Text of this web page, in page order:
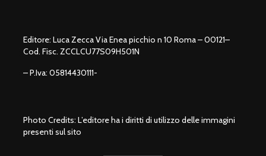
Editore: Luca Zecca Via Enea picchio n 10 Roma – 00121–
Cod. Fisc. ZCCLCU77S09H501N
– P.Iva: 05814430111-
Photo Credits: L’editore ha i diritti di utilizzo delle immagini
presenti sul sito